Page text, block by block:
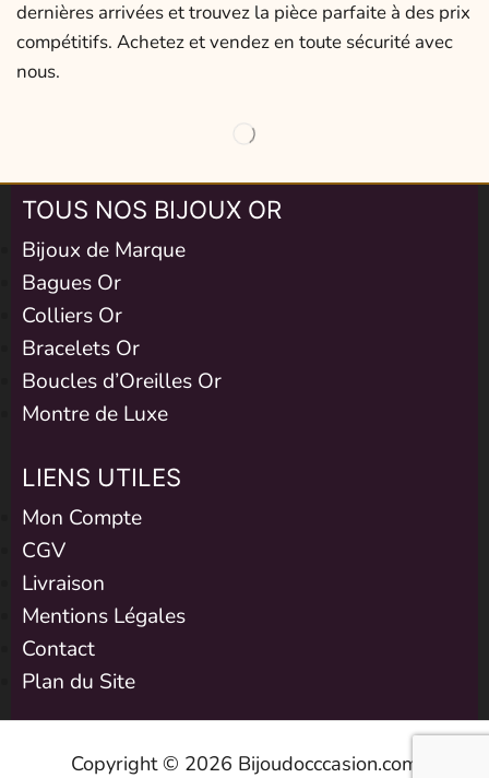
dernières arrivées et trouvez la pièce parfaite à des prix
compétitifs. Achetez et vendez en toute sécurité avec
nous.
TOUS NOS BIJOUX OR
Bijoux de Marque
Bagues Or
Colliers Or
Bracelets Or
Boucles d’Oreilles Or
Montre de Luxe
LIENS UTILES
Mon Compte
CGV
Livraison
Mentions Légales
Contact
Plan du Site
Copyright © 2026 Bijoudocccasion.com